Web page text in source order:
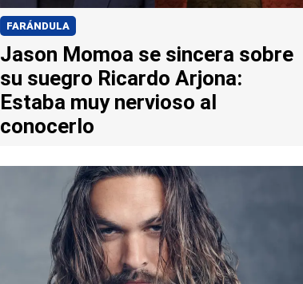
FARÁNDULA
Jason Momoa se sincera sobre
su suegro Ricardo Arjona:
Estaba muy nervioso al
conocerlo